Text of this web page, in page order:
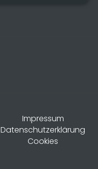
Impressum
Datenschutzerklärung
Cookies